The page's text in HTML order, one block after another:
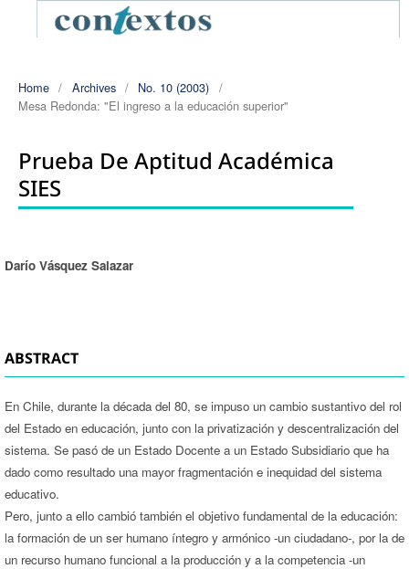
Home / Archives / No. 10 (2003) /
Mesa Redonda: "El ingreso a la educación superior"
Prueba De Aptitud Académica
SIES
Authors
Darío Vásquez Salazar
ABSTRACT
En Chile, durante la década del 80, se impuso un cambio sustantivo del rol
del Estado en educación, junto con la privatización y descentralización del
sistema. Se pasó de un Estado Docente a un Estado Subsidiario que ha
dado como resultado una mayor fragmentación e inequidad del sistema
educativo.
Pero, junto a ello cambió también el objetivo fundamental de la educación:
la formación de un ser humano íntegro y armónico -un ciudadano-, por la de
un recurso humano funcional a la producción y a la competencia -un